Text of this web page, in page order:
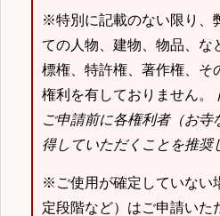
※特別に記載のない限り、
ての人物、建物、物品、な
標権、特許権、著作権、そ
権利を有しておりません。
ご申請前に各権利者（お寺
得していただくことを推奨
※ご使用が確定していない
定段階など）はご申請いた